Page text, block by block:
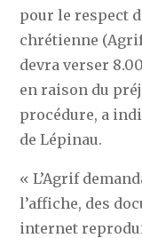
pour le respect
chrétienne
devra verser
en raison du
procédure, a
de Lépinau.
« L’Agrif
l’affiche, des
internet